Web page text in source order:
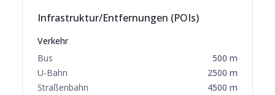
Infrastruktur/Entfernungen (POIs)
Verkehr
Bus
500 m
U-Bahn
2500 m
Straßenbahn
4500 m